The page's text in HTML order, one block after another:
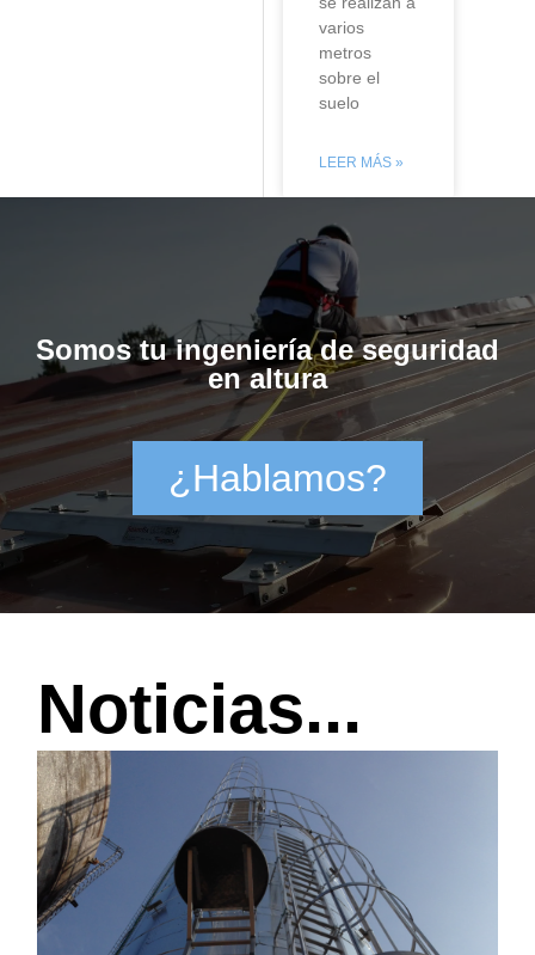
varios
metros
sobre el
suelo
LEER MÁS »
Somos tu ingeniería de seguridad
en altura
¿Hablamos?
Noticias...